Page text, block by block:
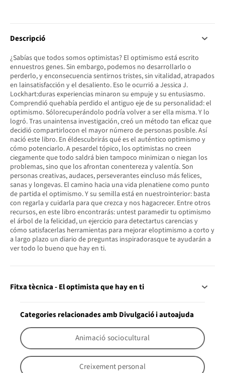
Descripció
¿Sabías que todos somos optimistas? El optimismo está escrito
ennuestros genes. Sin embargo, podemos no desarrollarlo o
perderlo, y enconsecuencia sentirnos tristes, sin vitalidad, atrapados
en lainsatisfacción y el desaliento. Eso le ocurrió a Jessica J.
Lockhart:duras experiencias minaron su empuje y su entusiasmo.
Comprendió quehabía perdido el antiguo eje de su personalidad: el
optimismo. Sólorecuperándolo podría volver a ser ella misma. Y lo
logró. Tras unaintensa investigación, creó un método tan eficaz que
decidió compartirlocon el mayor número de personas posible. Así
nació este libro. En éldescubrirás qué es el auténtico optimismo y
cómo potenciarlo. A pesardel tópico, los optimistas no creen
ciegamente que todo saldrá bien tampoco minimizan o niegan los
problemas, sino que los afrontan conentereza y valentía. Son
personas creativas, audaces, perseverantes eincluso más felices,
sanas y longevas. El camino hacia una vida plenatiene como punto
de partida el optimismo. Y su semilla está en nuestrointerior: basta
con regarla y cuidarla para que crezca y nos hagacrecer. Entre otros
recursos, en este libro encontrarás: untest paramedir tu optimismo
el árbol de la felicidad, un ejercicio para detectartus carencias y
cómo satisfacerlas herramientas para mejorar eloptimismo a corto y
a largo plazo un diario de preguntas inspiradorasque te ayudarán a
ver todo lo bueno que hay en ti.
Fitxa tècnica - El optimista que hay en ti
Categories relacionades amb Divulgació i autoajuda
Animació sociocultural
Creixement personal